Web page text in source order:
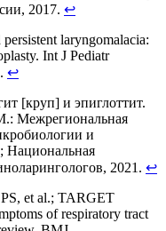
2017. ↩
laryngomalacia:
Int J Pediatr
↩
[круп] и эпиглоттит.
Межрегиональная
и
Национальная
2021. ↩
et al.; TARGET
of respiratory tract